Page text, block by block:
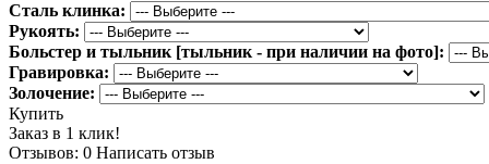
Сталь клинка:
Рукоять:
Больстер и тыльник [тыльник - при наличии на фото]:
Гравировка:
Золочение:
Купить
Заказ в 1 клик!
Отзывов: 0 Написать отзыв